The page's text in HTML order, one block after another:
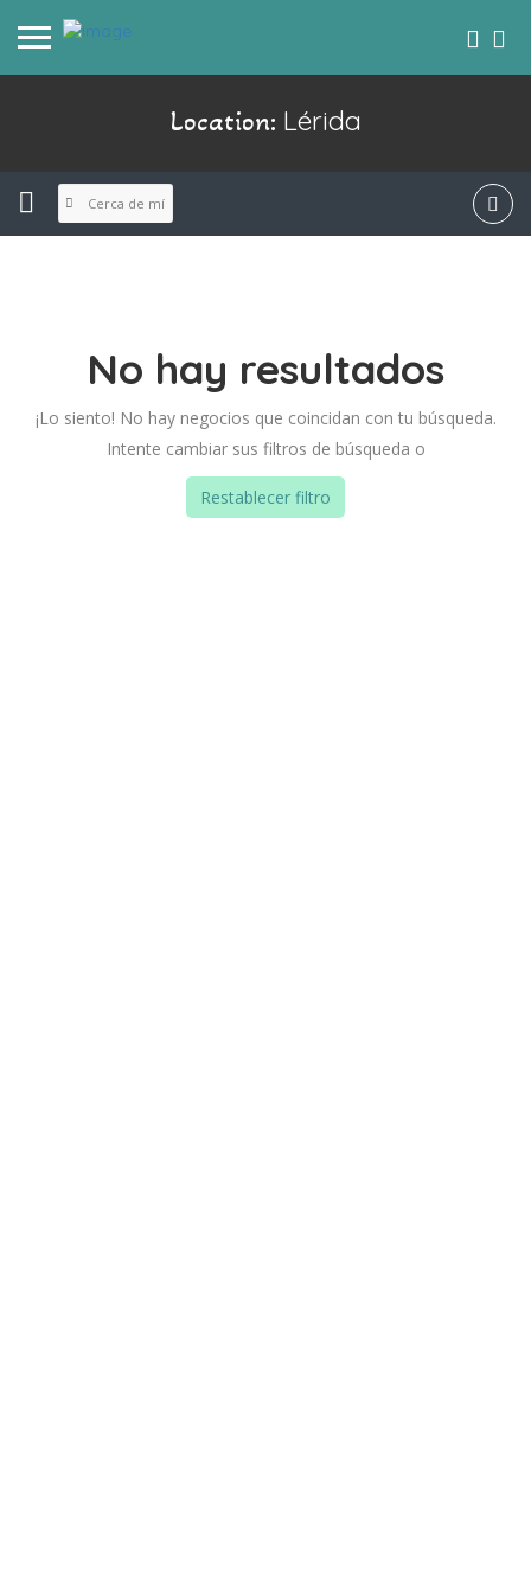
Location: Lérida
Cerca de mí
No hay resultados
¡Lo siento! No hay negocios que coincidan con tu búsqueda.
Intente cambiar sus filtros de búsqueda o
Restablecer filtro